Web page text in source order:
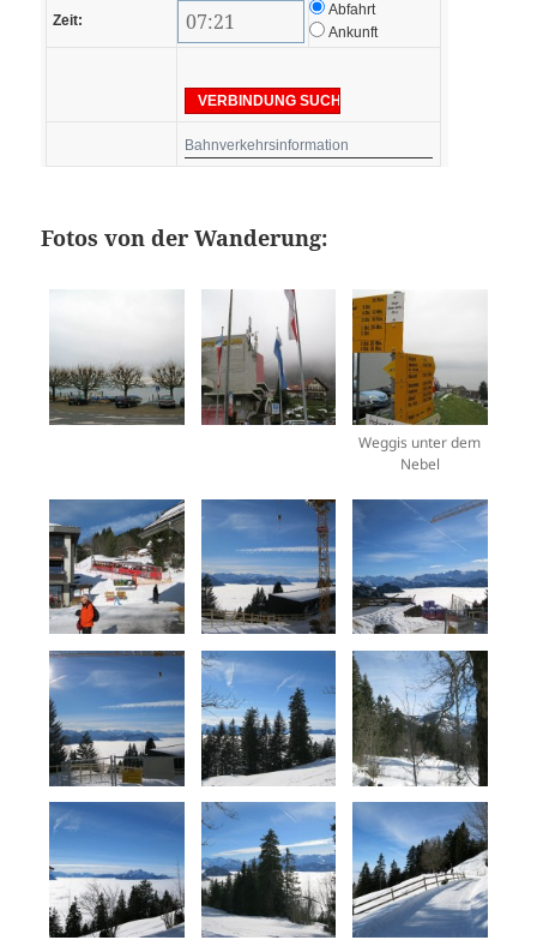
Zeit:
Abfahrt
Ankunft
Bahnverkehrsinformation
Fotos von der Wanderung:
Weggis unter dem
Nebel